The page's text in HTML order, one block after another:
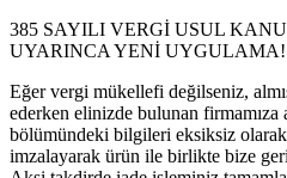
385 SAYILI VERGİ USUL
UYARINCA YENİ UYGULAMA!
Eğer vergi mükellefi değilseniz,
ederken elinizde bulunan
bölümündeki bilgileri eksiksiz
imzalayarak ürün ile birlikte bize